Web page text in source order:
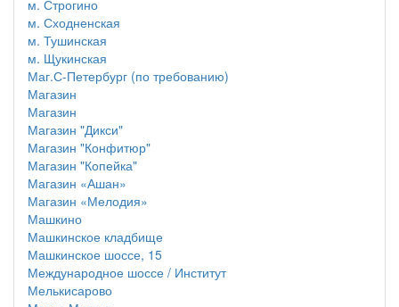
м. Строгино
м. Сходненская
м. Тушинская
м. Щукинская
Маг.С-Петербург (по требованию)
Магазин
Магазин
Магазин "Дикси"
Магазин "Конфитюр"
Магазин "Копейка"
Магазин «Ашан»
Магазин «Мелодия»
Машкино
Машкинское кладбище
Машкинское шоссе, 15
Международное шоссе / Институт
Мелькисарово